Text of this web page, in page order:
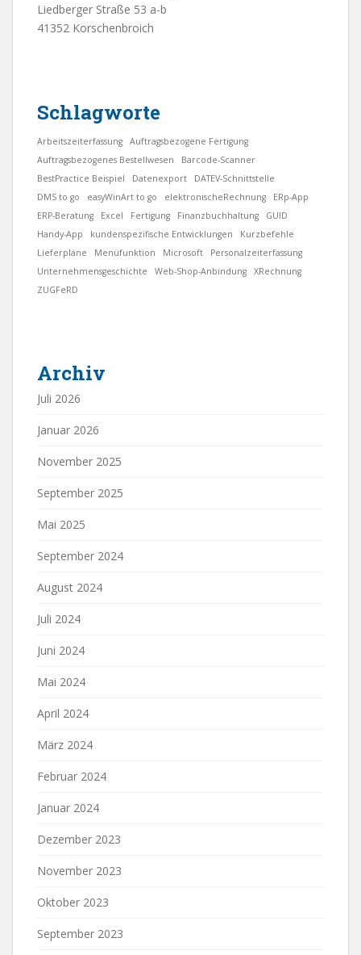
Liedberger Straße 53 a-b
41352 Korschenbroich
Schlagworte
Arbeitszeiterfassung
Auftragsbezogene Fertigung
Auftragsbezogenes Bestellwesen
Barcode-Scanner
BestPractice Beispiel
Datenexport
DATEV-Schnittstelle
DMS to go
easyWinArt to go elektronischeRechnung
ERp-App
ERP-Beratung
Excel Fertigung Finanzbuchhaltung
GUID
Handy-App
kundenspezifische Entwicklungen
Kurzbefehle
Lieferpläne
Menüfunktion Microsoft
Personalzeiterfassung
Unternehmensgeschichte
Web-Shop-Anbindung
XRechnung
ZUGFeRD
Archiv
Juli 2026
Januar 2026
November 2025
September 2025
Mai 2025
September 2024
August 2024
Juli 2024
Juni 2024
Mai 2024
April 2024
März 2024
Februar 2024
Januar 2024
Dezember 2023
November 2023
Oktober 2023
September 2023